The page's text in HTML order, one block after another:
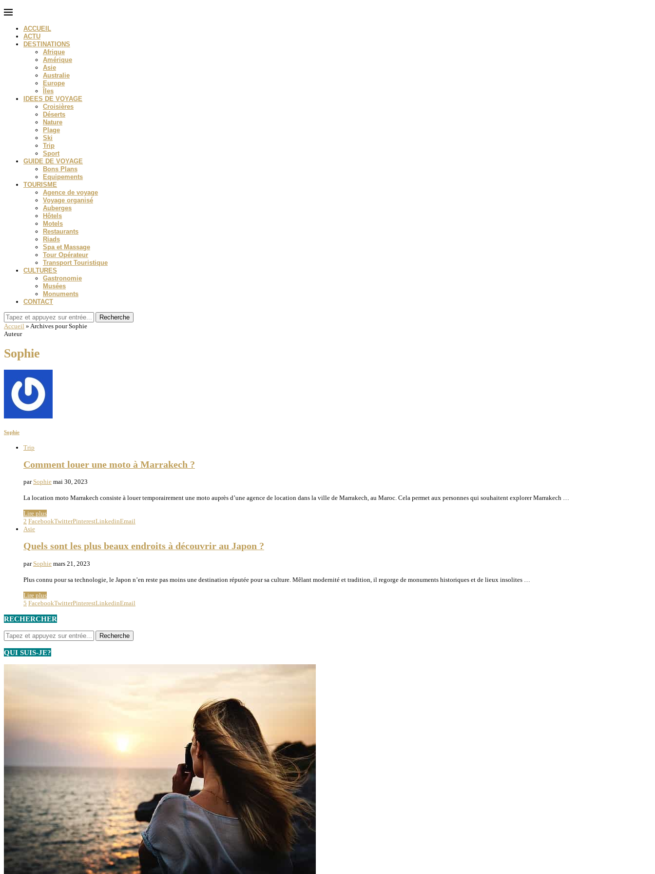
ACCUEIL
ACTU
DESTINATIONS
Afrique
Amérique
Asie
Australie
Europe
Îles
IDEES DE VOYAGE
Croisières
Déserts
Nature
Plage
Ski
Trip
Sport
GUIDE DE VOYAGE
Bons Plans
Equipements
TOURISME
Agence de voyage
Voyage organisé
Auberges
Hôtels
Motels
Restaurants
Riads
Spa et Massage
Tour Opérateur
Transport Touristique
CULTURES
Gastronomie
Musées
Monuments
CONTACT
Recherche
Accueil » Archives pour Sophie
Auteur
Sophie
Sophie
Trip
Comment louer une moto à Marrakech ?
par Sophie mai 30, 2023
La location moto Marrakech consiste à louer temporairement une moto auprès d’une agence de location dans la ville de Marrakech, au Maroc. Cela permet aux personnes qui souhaitent explorer Marrakech …
Lire plus
2 FacebookTwitterPinterestLinkedinEmail
Asie
Quels sont les plus beaux endroits à découvrir au Japon ?
par Sophie mars 21, 2023
Plus connu pour sa technologie, le Japon n’en reste pas moins une destination réputée pour sa culture. Mêlant modernité et tradition, il regorge de monuments historiques et de lieux insolites …
Lire plus
5 FacebookTwitterPinterestLinkedinEmail
RECHERCHER
QUI SUIS-JE?